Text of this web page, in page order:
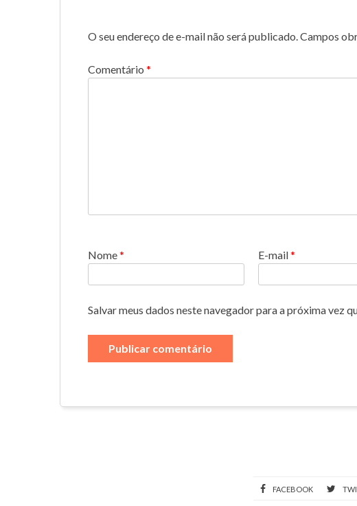
O seu endereço de e-mail não será publicado.Campos
Comentário *
Nome* E-mail*
Salvar meus dados neste navegador para a próxima vez
FACEBOOK